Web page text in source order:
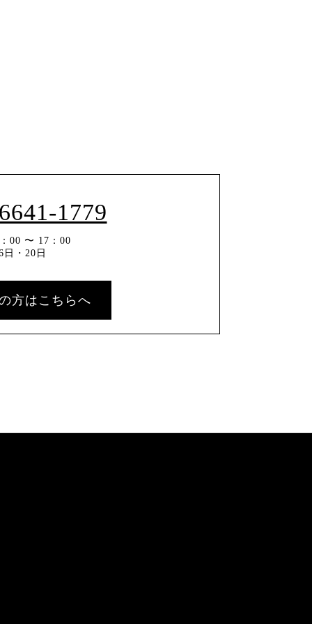
1779
00 〜 17：00
・20日
方はこちらへ